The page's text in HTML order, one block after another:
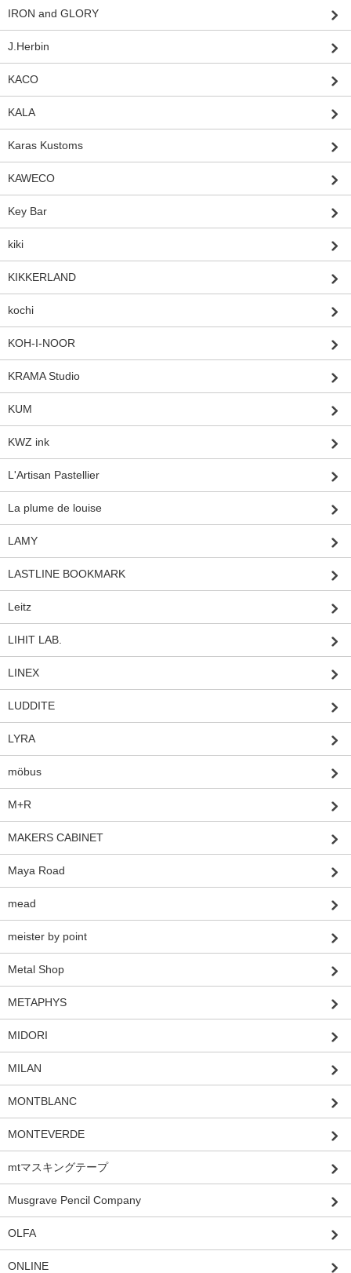
IRON and GLORY
J.Herbin
KACO
KALA
Karas Kustoms
KAWECO
Key Bar
kiki
KIKKERLAND
kochi
KOH-I-NOOR
KRAMA Studio
KUM
KWZ ink
L'Artisan Pastellier
La plume de louise
LAMY
LASTLINE BOOKMARK
Leitz
LIHIT LAB.
LINEX
LUDDITE
LYRA
möbus
M+R
MAKERS CABINET
Maya Road
mead
meister by point
Metal Shop
METAPHYS
MIDORI
MILAN
MONTBLANC
MONTEVERDE
mtマスキングテープ
Musgrave Pencil Company
OLFA
ONLINE